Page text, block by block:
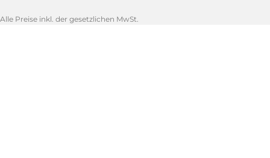
Alle Preise inkl. der gesetzlichen MwSt.